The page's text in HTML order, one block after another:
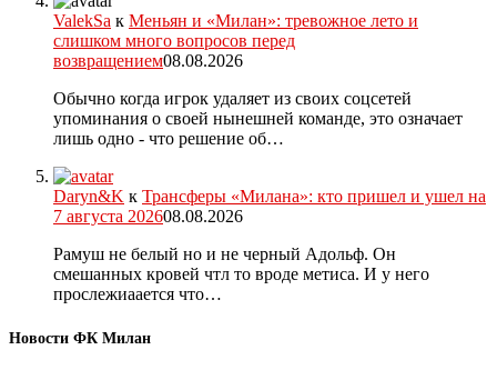
ValekSa к Меньян и «Милан»: тревожное лето и
слишком много вопросов перед
возвращением08.08.2026
Обычно когда игрок удаляет из своих соцсетей
упоминания о своей нынешней команде, это означает
лишь одно - что решение об…
Daryn&K к Трансферы «Милана»: кто пришел и ушел на
7 августа 202608.08.2026
Рамуш не белый но и не черный Адольф. Он
смешанных кровей чтл то вроде метиса. И у него
прослежиаается что…
Новости ФК Милан